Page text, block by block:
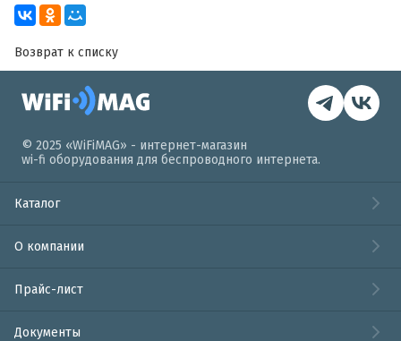
Возврат к списку
© 2025 «WiFiMAG» - интернет-магазин
wi-fi оборудования для беспроводного интернета.
Каталог
О компании
Прайс-лист
Документы